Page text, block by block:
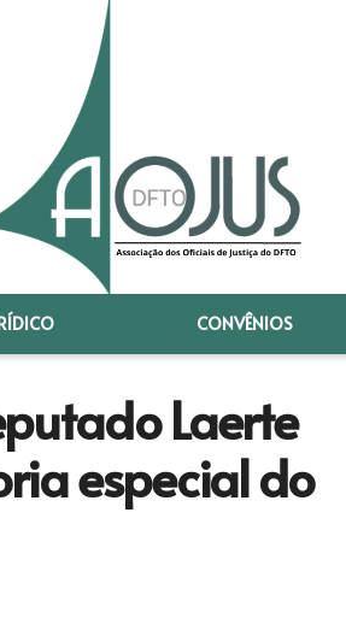
CONVÊNIOS
Laerte
especial do